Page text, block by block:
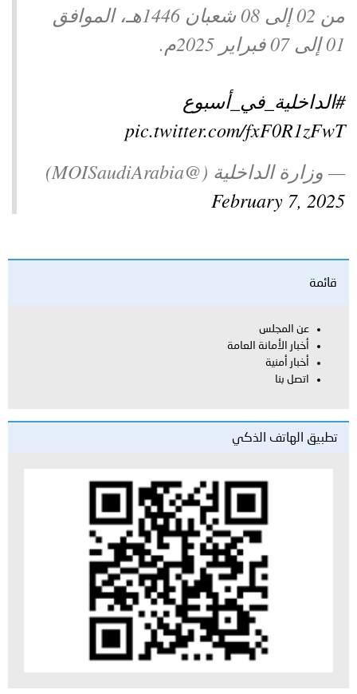
من 02 إلى 08 شعبان 1446هـ، الموافق
01 إلى 07 فبراير 2025م.
#الداخلية_في_أسبوع
pic.twitter.com/fxF0R1zFwT
— وزارة الداخلية (@MOISaudiArabia)
February 7, 2025
قائمة
عن المجلس
أخبار الأمانة العامة
أخبار أمنية
اتصل بنا
تطبيق الهاتف الذكي